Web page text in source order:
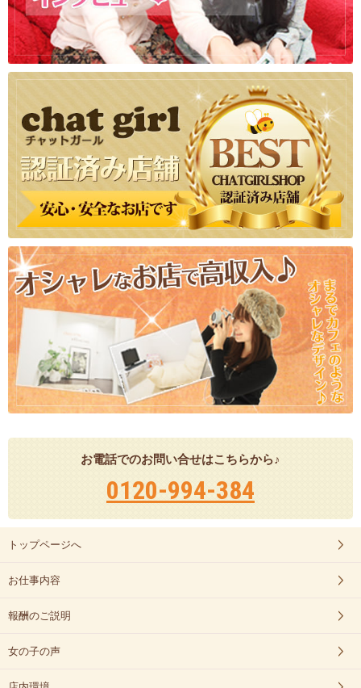
お電話でのお問い合せはこちらから♪
0120-994-384
トップページへ
お仕事内容
報酬のご説明
女の子の声